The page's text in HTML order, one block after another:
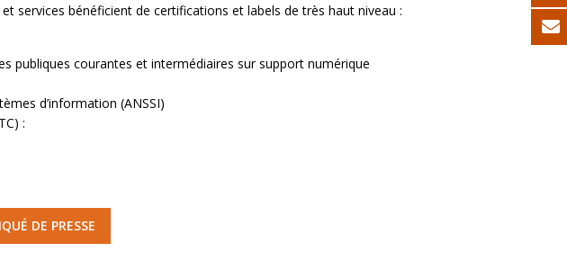
services bénéficient de certifications et labels de très haut niveau :
publiques courantes et intermédiaires sur support numérique
d’information (ANSSI)
:
DE PRESSE